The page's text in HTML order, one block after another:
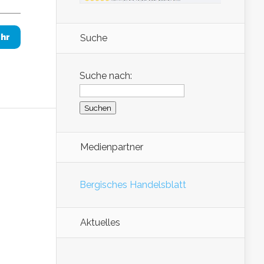
Suche
Suche nach:
Medienpartner
Bergisches Handelsblatt
Aktuelles